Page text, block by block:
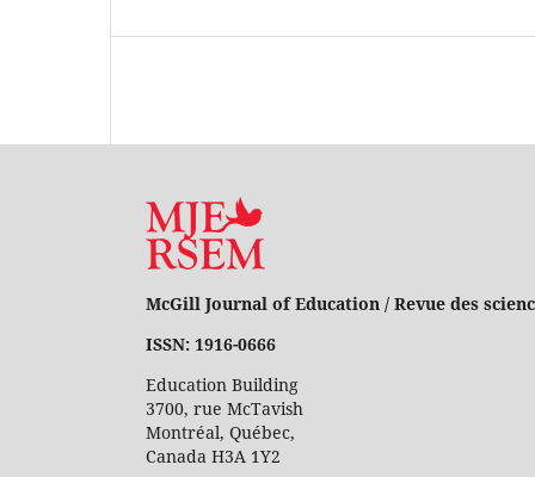
McGill Journal of Education / Revue des
ISSN: 1916-0666
Education Building
3700, rue McTavish
Montréal, Québec,
Canada H3A 1Y2